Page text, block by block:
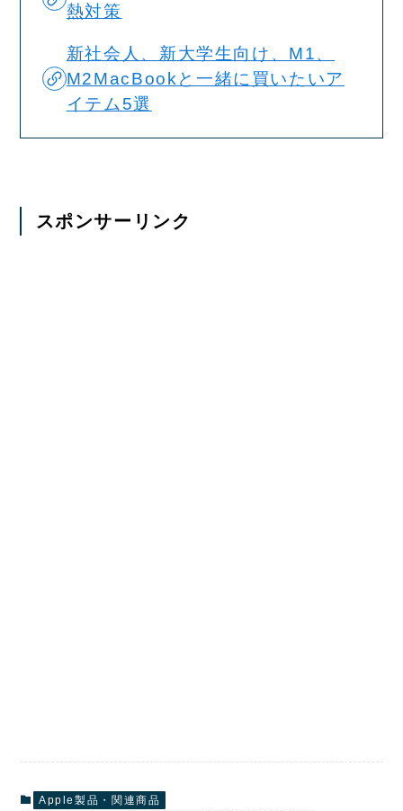
熱対策
新社会人、新大学生向け、M1、
M2MacBookと一緒に買いたいア
イテム5選
スポンサーリンク
Apple製品・関連商品